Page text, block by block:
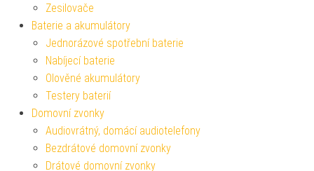
Zesilovače
Baterie a akumulátory
Jednorázové spotřební baterie
Nabíjecí baterie
Olověné akumulátory
Testery baterií
Domovní zvonky
Audiovrátný, domácí audiotelefony
Bezdrátové domovní zvonky
Drátové domovní zvonky